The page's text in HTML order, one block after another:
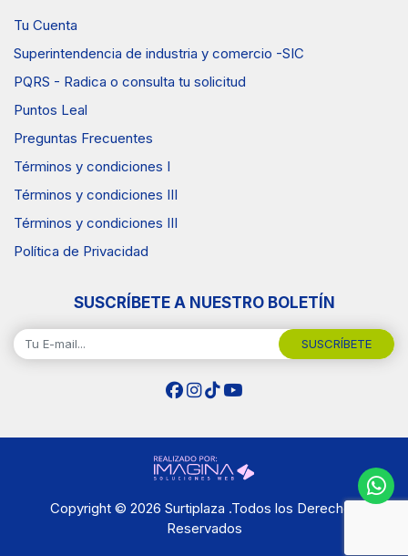
Tu Cuenta
Superintendencia de industria y comercio -SIC
PQRS - Radica o consulta tu solicitud
Puntos Leal
Preguntas Frecuentes
Términos y condiciones I
Términos y condiciones III
Términos y condiciones III
Política de Privacidad
SUSCRÍBETE A NUESTRO BOLETÍN
SUSCRÍBETE
Copyright © 2026 Surtiplaza .Todos los Derechos
Reservados